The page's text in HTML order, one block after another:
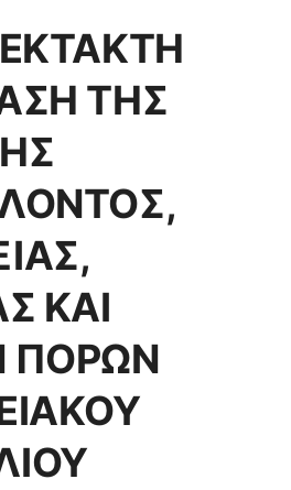
ΔΥΤΙΚΗΣ
ΤΗΣ
ΚΑΙ
ΠΟΡΩΝ